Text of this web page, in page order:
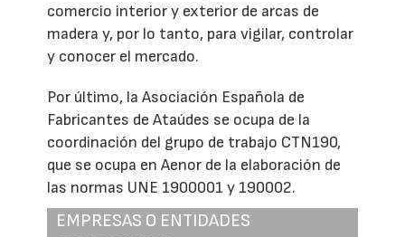
comercio interior y exterior de arcas de
madera y, por lo tanto, para vigilar, controlar
y conocer el mercado.
Por último, la Asociación Española de
Fabricantes de Ataúdes se ocupa de la
coordinación del grupo de trabajo CTN190,
que se ocupa en Aenor de la elaboración de
las normas UNE 1900001 y 190002.
EMPRESAS O ENTIDADES